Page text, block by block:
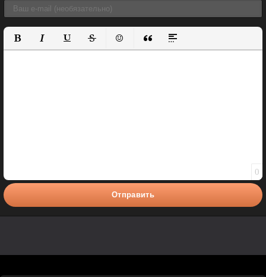
Полужирный
КурсивПодчеркнутый
ЗачеркнутыйВставить смайлик
Вставка цитаты
Вставка спойлера
0
Отправить